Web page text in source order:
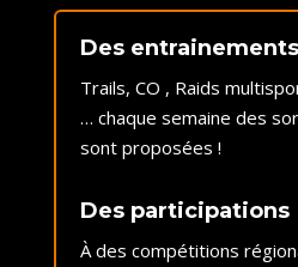
Des
Trails, CO , Raids
… chaque semaine des
sont proposées !
Des participations
À des compétitions